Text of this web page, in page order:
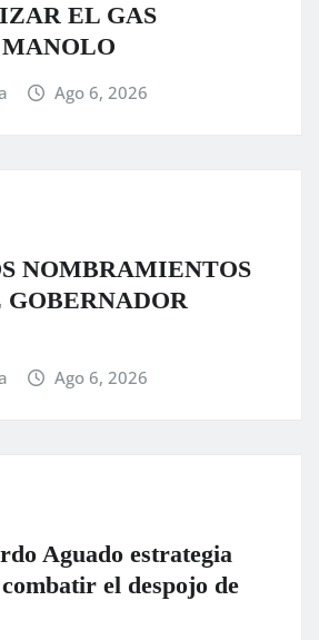
EL GAS
Ago 6, 2026
NOMBRAMIENTOS
Ago 6, 2026
Aguado estrategia
el despojo de